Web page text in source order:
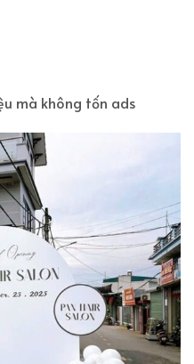
mà không tốn ads